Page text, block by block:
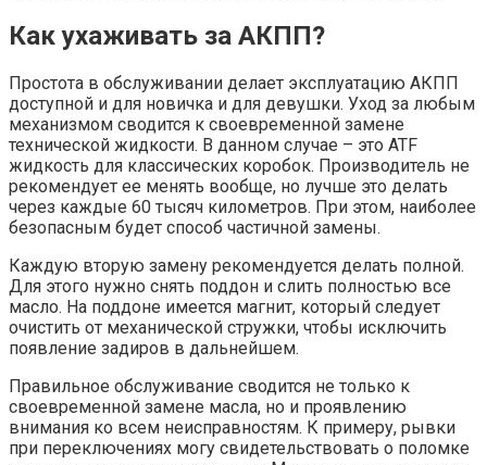
Как ухаживать за АКПП?
Простота в обслуживании делает эксплуатацию АКПП
доступной и для новичка и для девушки. Уход за любым
механизмом сводится к своевременной замене
технической жидкости. В данном случае – это ATF
жидкость для классических коробок. Производитель не
рекомендует ее менять вообще, но лучше это делать
через каждые 60 тысяч километров. При этом, наиболее
безопасным будет способ частичной замены.
Каждую вторую замену рекомендуется делать полной.
Для этого нужно снять поддон и слить полностью все
масло. На поддоне имеется магнит, который следует
очистить от механической стружки, чтобы исключить
появление задиров в дальнейшем.
Правильное обслуживание сводится не только к
своевременной замене масла, но и проявлению
внимания ко всем неисправностям. К примеру, рывки
при переключениях могу свидетельствовать о поломке